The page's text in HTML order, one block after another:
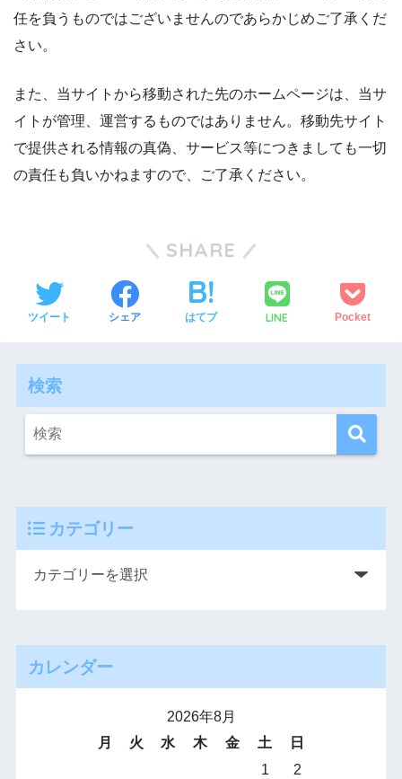
任を負うものではございませんのであらかじめご了承くだ
さい。
また、当サイトから移動された先のホームページは、当サ
イトが管理、運営するものではありません。移動先サイト
で提供される情報の真偽、サービス等につきましても一切
の責任も負いかねますので、ご了承ください。
SHARE
ツイート シェア はてブ LINE Pocket
検索
カテゴリー
カレンダー
2026年8月
月
火 水 木 金 土
日
1
2